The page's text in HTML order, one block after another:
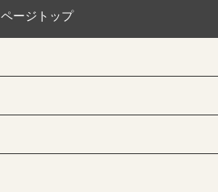
ページトップ